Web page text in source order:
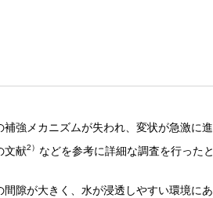
強メカニズムが失われ、変状が急激に進
文献2） などを参考に詳細な調査を行ったと
隙が大きく、水が浸透しやすい環境にあ